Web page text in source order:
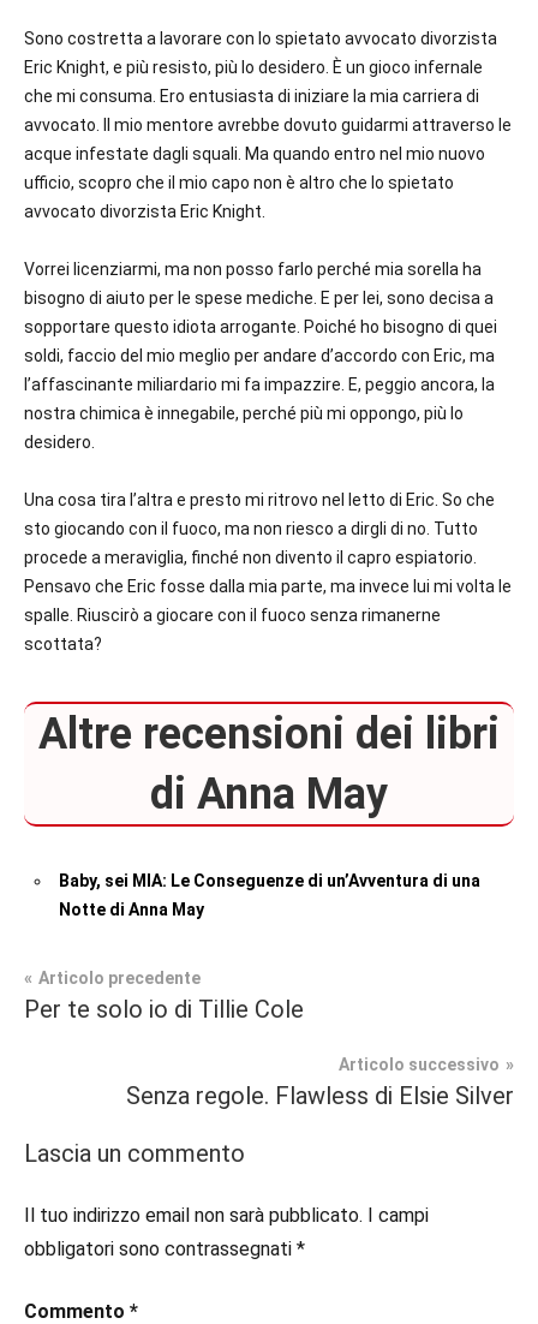
Sono costretta a lavorare con lo spietato avvocato divorzista
Eric Knight, e più resisto, più lo desidero. È un gioco infernale
che mi consuma. Ero entusiasta di iniziare la mia carriera di
avvocato. Il mio mentore avrebbe dovuto guidarmi attraverso le
acque infestate dagli squali. Ma quando entro nel mio nuovo
ufficio, scopro che il mio capo non è altro che lo spietato
avvocato divorzista Eric Knight.
Vorrei licenziarmi, ma non posso farlo perché mia sorella ha
bisogno di aiuto per le spese mediche. E per lei, sono decisa a
sopportare questo idiota arrogante. Poiché ho bisogno di quei
soldi, faccio del mio meglio per andare d’accordo con Eric, ma
l’affascinante miliardario mi fa impazzire. E, peggio ancora, la
nostra chimica è innegabile, perché più mi oppongo, più lo
desidero.
Una cosa tira l’altra e presto mi ritrovo nel letto di Eric. So che
sto giocando con il fuoco, ma non riesco a dirgli di no. Tutto
procede a meraviglia, finché non divento il capro espiatorio.
Pensavo che Eric fosse dalla mia parte, ma invece lui mi volta le
spalle. Riuscirò a giocare con il fuoco senza rimanerne
scottata?
Altre recensioni dei libri
di Anna May
Baby, sei MIA: Le Conseguenze di un’Avventura di una
Notte di Anna May
Tag
,
#booklover,
#ebook
#inspiration,
#ioleggo,
Contemporary
Navigazione
Articolo precedente
Per te solo io di Tillie Cole
Articolo successivo
Senza regole. Flawless di Elsie Silver
Lascia un commento
Il tuo indirizzo email non sarà pubblicato. I campi
obbligatori sono contrassegnati *
Commento *